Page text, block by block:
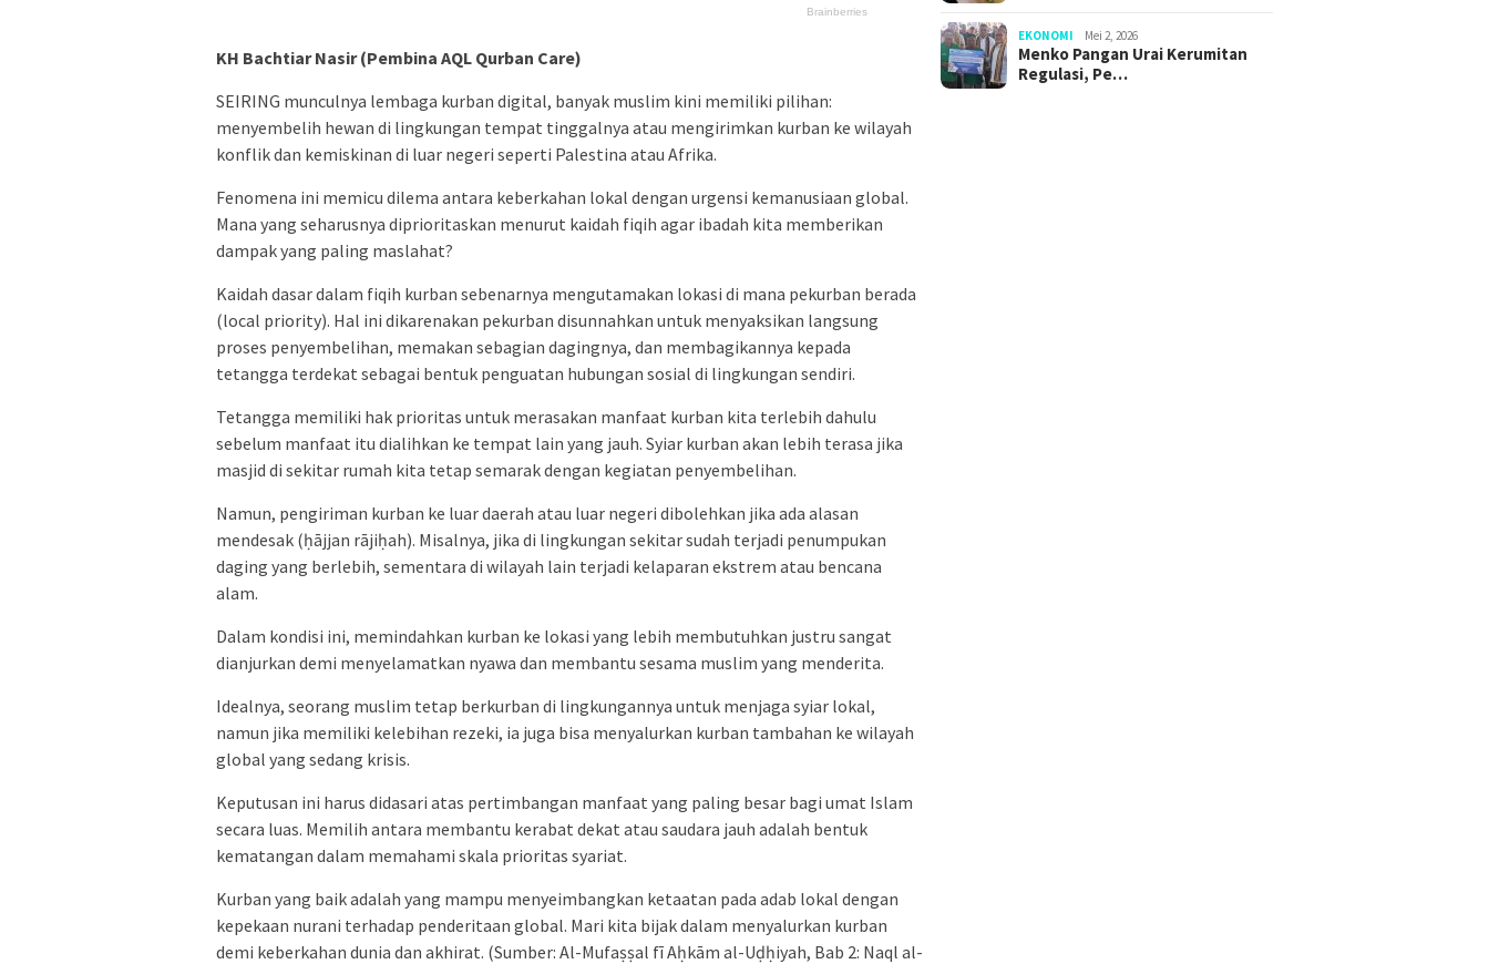
KH Bachtiar Nasir (Pembina AQL Qurban Care)
SEIRING munculnya lembaga kurban digital, banyak muslim kini memiliki pilihan:
menyembelih hewan di lingkungan tempat tinggalnya atau mengirimkan kurban ke wilayah
konflik dan kemiskinan di luar negeri seperti Palestina atau Afrika.
Fenomena ini memicu dilema antara keberkahan lokal dengan urgensi kemanusiaan global.
Mana yang seharusnya diprioritaskan menurut kaidah fiqih agar ibadah kita memberikan
dampak yang paling maslahat?
Kaidah dasar dalam fiqih kurban sebenarnya mengutamakan lokasi di mana pekurban berada
(local priority). Hal ini dikarenakan pekurban disunnahkan untuk menyaksikan langsung
proses penyembelihan, memakan sebagian dagingnya, dan membagikannya kepada
tetangga terdekat sebagai bentuk penguatan hubungan sosial di lingkungan sendiri.
Tetangga memiliki hak prioritas untuk merasakan manfaat kurban kita terlebih dahulu
sebelum manfaat itu dialihkan ke tempat lain yang jauh. Syiar kurban akan lebih terasa jika
masjid di sekitar rumah kita tetap semarak dengan kegiatan penyembelihan.
Namun, pengiriman kurban ke luar daerah atau luar negeri dibolehkan jika ada alasan
mendesak (ḥājjan rājiḥah). Misalnya, jika di lingkungan sekitar sudah terjadi penumpukan
daging yang berlebih, sementara di wilayah lain terjadi kelaparan ekstrem atau bencana
alam.
Dalam kondisi ini, memindahkan kurban ke lokasi yang lebih membutuhkan justru sangat
dianjurkan demi menyelamatkan nyawa dan membantu sesama muslim yang menderita.
Idealnya, seorang muslim tetap berkurban di lingkungannya untuk menjaga syiar lokal,
namun jika memiliki kelebihan rezeki, ia juga bisa menyalurkan kurban tambahan ke wilayah
global yang sedang krisis.
Keputusan ini harus didasari atas pertimbangan manfaat yang paling besar bagi umat Islam
secara luas. Memilih antara membantu kerabat dekat atau saudara jauh adalah bentuk
kematangan dalam memahami skala prioritas syariat.
Kurban yang baik adalah yang mampu menyeimbangkan ketaatan pada adab lokal dengan
kepekaan nurani terhadap penderitaan global. Mari kita bijak dalam menyalurkan kurban
demi keberkahan dunia dan akhirat. (Sumber: Al-Mufaṣṣal fī Aḥkām al-Uḍḥiyah, Bab 2: Naql al-
EKONOMI Mei 2, 2026
Menko Pangan Urai Kerumitan
Regulasi, Pe…